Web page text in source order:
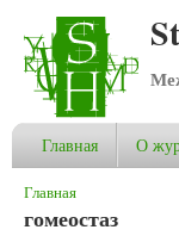
Главная О
Вы здесь
Главная
гомеостаз